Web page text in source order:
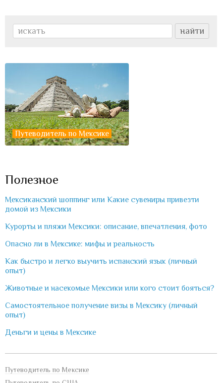
Путеводитель по Мексике
Полезное
Мексиканский шоппинг или Какие сувениры привезти
домой из Мексики
Курорты и пляжи Мексики: описание, впечатления, фото
Опасно ли в Мексике: мифы и реальность
Как быстро и легко выучить испанский язык (личный
опыт)
Животные и насекомые Мексики или кого стоит бояться?
Самостоятельное получение визы в Мексику (личный
опыт)
Деньги и цены в Мексике
Путеводитель по Мексике